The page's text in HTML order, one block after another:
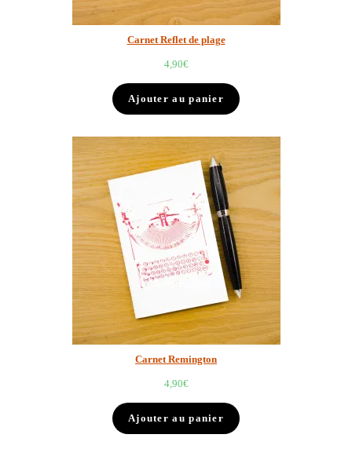
Carnet Reflet de plage
4,90€
Ajouter au panier
Carnet Remington
4,90€
Ajouter au panier